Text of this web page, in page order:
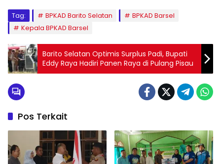
Tag: BPKAD Barito Selatan
BPKAD Barsel
Kepala BPKAD Barsel
Barito Selatan Optimis Surplus Padi, Bupati
Eddy Raya Hadiri Panen Raya di Pulang Pisau
Pos Terkait